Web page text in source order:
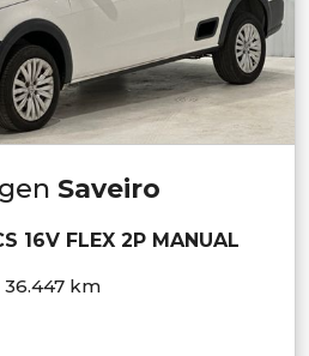
Saveiro
16V FLEX 2P MANUAL
36.447 km